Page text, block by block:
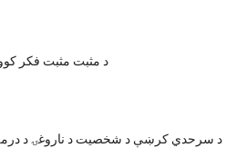
د مثبت مثبت فکر
د سرحدي کرښې د شخصیت د ناروغۍ د